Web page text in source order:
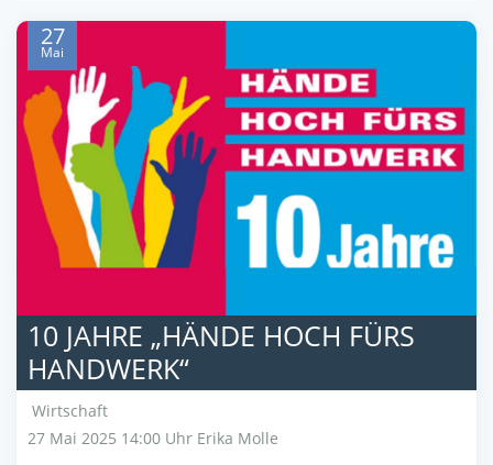
27
Mai
10 JAHRE „HÄNDE HOCH FÜRS
HANDWERK“
Wirtschaft
27 Mai 2025 14:00 Uhr Erika Molle